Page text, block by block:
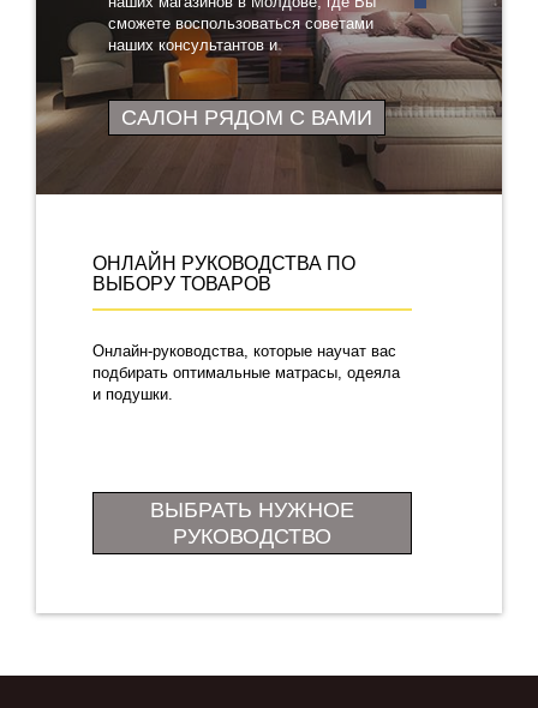
сможете воспользоваться советами
наших консультантов и
протестировать понравившиеся
товары
САЛОН РЯДОМ С ВАМИ
ОНЛАЙН РУКОВОДСТВА ПО
ВЫБОРУ ТОВАРОВ
Онлайн-руководства, которые научат вас
подбирать оптимальные матрасы, одеяла
и подушки.
ВЫБРАТЬ НУЖНОЕ
РУКОВОДСТВО